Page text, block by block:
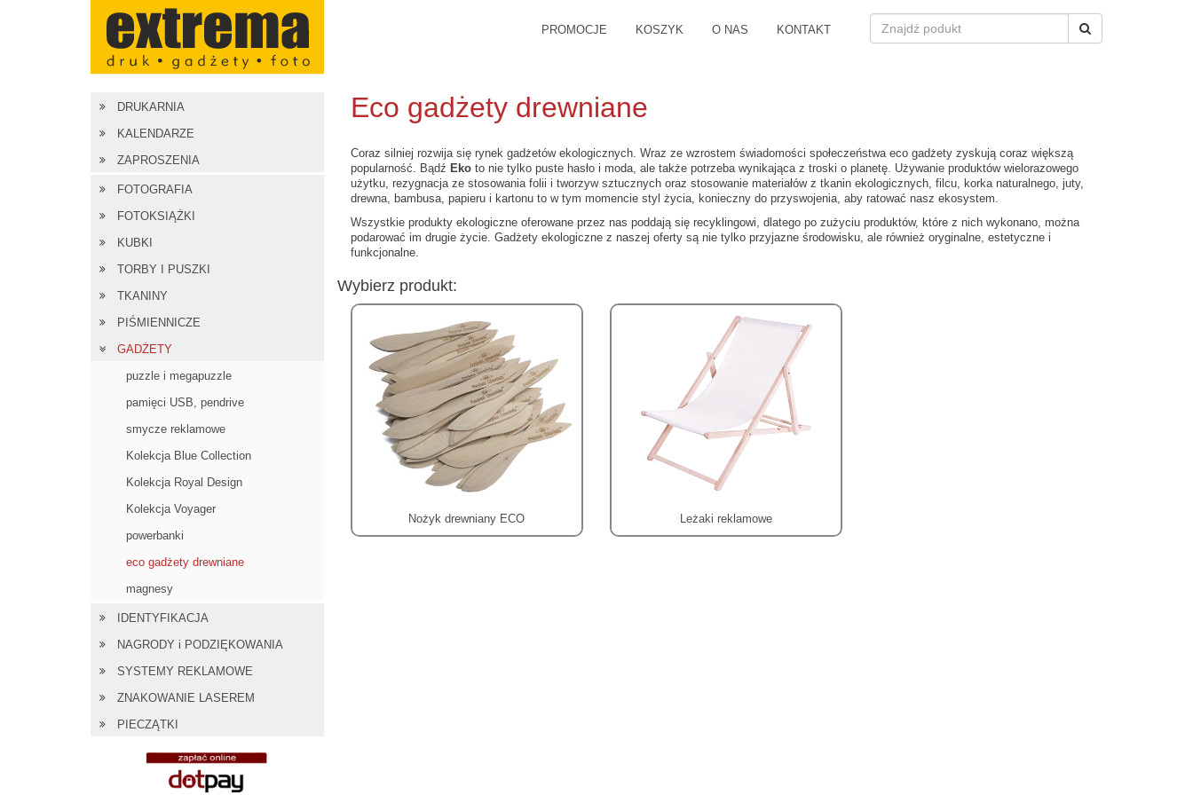
PROMOCJE KOSZYK O NAS KONTAKT
DRUKARNIA
KALENDARZE
ZAPROSZENIA
FOTOGRAFIA
FOTOKSIĄŻKI
KUBKI
TORBY I PUSZKI
TKANINY
PIŚMIENNICZE
GADŻETY
puzzle i megapuzzle
pamięci USB, pendrive
smycze reklamowe
Kolekcja Blue Collection
Kolekcja Royal Design
Kolekcja Voyager
powerbanki
eco gadżety drewniane
magnesy
IDENTYFIKACJA
NAGRODY i PODZIĘKOWANIA
SYSTEMY REKLAMOWE
ZNAKOWANIE LASEREM
PIECZĄTKI
Eco gadżety drewniane
Coraz silniej rozwija się rynek gadżetów ekologicznych. Wraz ze wzrostem świadomości społeczeństwa eco gadżety zyskują coraz większą
popularność. Bądź Ekoto nie tylko puste hasło i moda, ale także potrzeba wynikająca z troski o planetę. Używanie produktów wielorazowego
użytku, rezygnacja ze stosowania folii i tworzyw sztucznych oraz stosowanie materiałów z tkanin ekologicznych, filcu, korka naturalnego, juty,
drewna, bambusa, papieru i kartonu to w tym momencie styl życia, konieczny do przyswojenia, aby ratować nasz ekosystem.
Wszystkie produkty ekologiczne oferowane przez nas poddają się recyklingowi, dlatego po zużyciu produktów, które z nich wykonano, można
podarować im drugie życie. Gadżety ekologiczne z naszej oferty są nie tylko przyjazne środowisku, ale również oryginalne, estetyczne i
funkcjonalne.
Wybierz produkt:
Nożyk drewniany ECO Leżaki reklamowe